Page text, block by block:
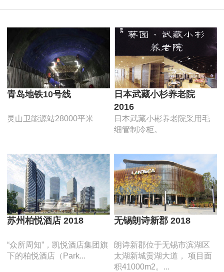
青岛地铁10号线
灵山卫能源站28000平米
日本武藏小杉养老院
2016
日本武藏小彬养老院采用毛
细管制冷柜。
苏州柏悦酒店 2018
“众所周知”，凯悦酒店集团旗
下的柏悦酒店（Park...
无锡朗诗新郡 2018
朗诗新郡位于无锡市滨湖区
太湖新城贡湖大道， 项目面
积41000m2。...